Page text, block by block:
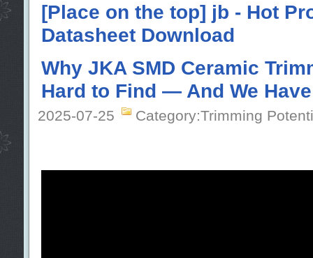
[Place on the top] jb - Hot
Datasheet Download
Why JKA SMD Ceramic
Hard to Find — And We
2025-07-25 Category:Trimming